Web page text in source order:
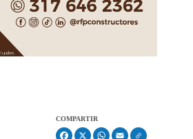
COMPARTIR